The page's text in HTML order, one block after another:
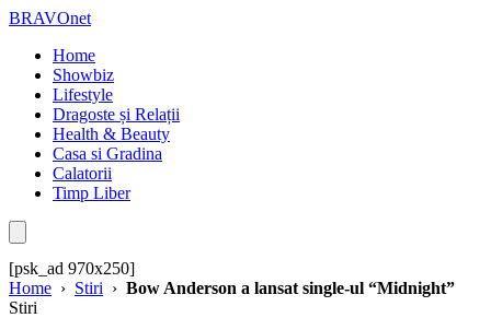
BRAVOnet
Home
Showbiz
Lifestyle
Dragoste și Relații
Health & Beauty
Casa si Gradina
Calatorii
Timp Liber
[psk_ad 970x250]
Home › Stiri › Bow Anderson a lansat single-ul “Midnight”
Stiri